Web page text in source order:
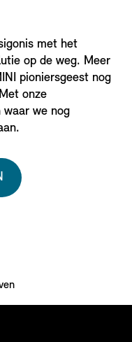
met het
op de weg. Meer
pioniersgeest nog
onze
we nog